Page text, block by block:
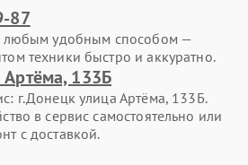
87
любым удобным способом —
техники быстро и аккуратно.
133Б
г.Донецк улица Артёма, 133Б.
в сервис самостоятельно или
с доставкой.